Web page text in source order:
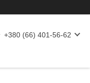
+380 (66) 401-56-62